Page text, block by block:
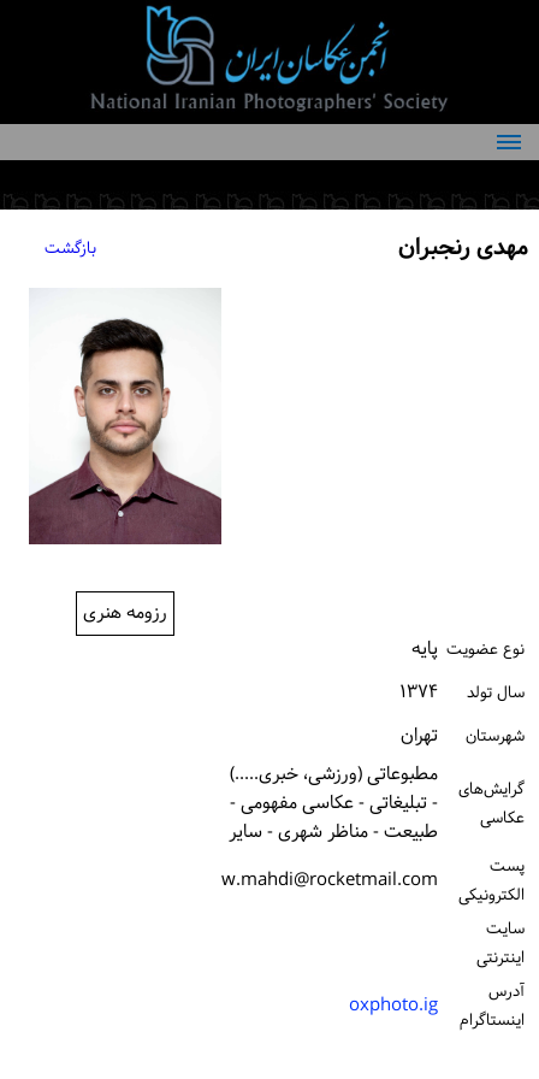
درباره انجمن
کمیته‌های انجمن
مهدی رنجبران بازگشت
رزومه هنری
نوع عضویت پایه
سال تولد ۱۳۷۴
شهرستان تهران
گرایش‌های
عکاسی
مطبوعاتی (ورزشی، خبری.....)
- تبلیغاتی - عکاسی مفهومی -
طبیعت - مناظر شهری - سایر
پست
الكترونیكی
w.mahdi@rocketmail.com
سایت
اینترنتی
آدرس
اینستاگرام
oxphoto.ig